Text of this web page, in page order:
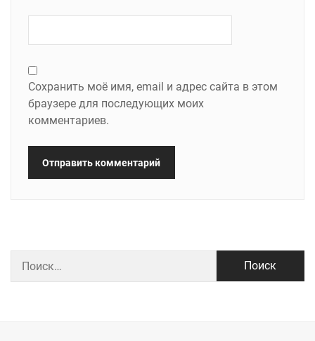
Сохранить моё имя, email и адрес сайта в этом
браузере для последующих моих
комментариев.